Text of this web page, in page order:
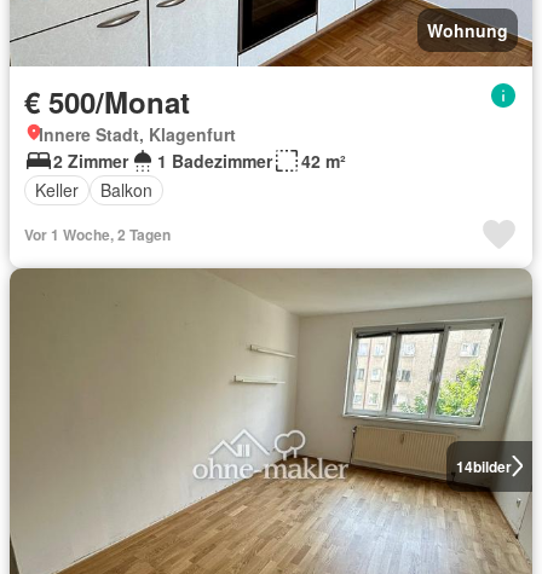
Wohnung
€ 500/Monat
Innere Stadt, Klagenfurt
2 Zimmer
1 Badezimmer
42 m²
Keller
Balkon
Vor 1 Woche, 2 Tagen
14bilder